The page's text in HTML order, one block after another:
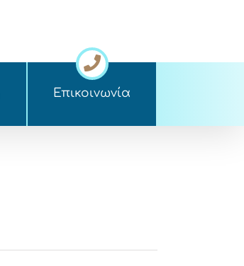
Επικοινωνία